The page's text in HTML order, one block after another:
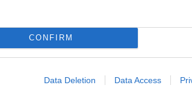
CONFIRM
Data Deletion Data Access
Színház meghívását a színházban tavasszal
Hajózási Társaság, a Pintér Béla és Társulata,
szóló fórum utánVidnyánszky Attilaúgy